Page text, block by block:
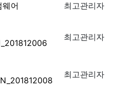
어 최고관리자
최고관리자
최고관리자